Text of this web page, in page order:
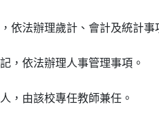
依法辦理歲計、會計及統計事
，依法辦理人事管理事項。
，由該校專任教師兼任。